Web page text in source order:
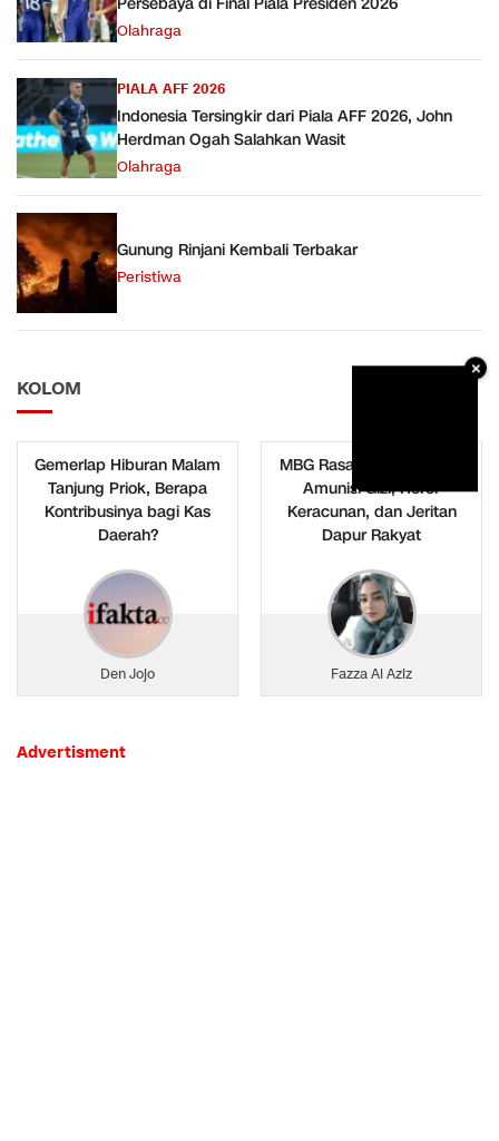
Olahraga
PIALA AFF 2026
Indonesia Tersingkir dari Piala AFF 2026, John
Herdman Ogah Salahkan Wasit
Olahraga
Gunung Rinjani Kembali Terbakar
Peristiwa
KOLOM
Gemerlap Hiburan Malam
Tanjung Priok, Berapa
Kontribusinya bagi Kas
Daerah?
Den Jojo
MBG Rasa Cemas Antara
Amunisi Gizi, Horor
Keracunan, dan Jeritan
Dapur Rakyat
Fazza Al Aziz
Advertisment
×